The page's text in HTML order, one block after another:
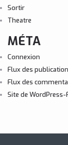
Sortir
Theatre
MÉTA
Connexion
Flux des
Flux des
Site de WordPress-